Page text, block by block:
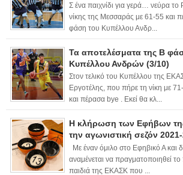
Σ ένα παιχνίδι για γερά… νεύρα
νίκης της Μεσσαράς με 61-55 και
φάση του Κυπέλλου Ανδρ...
Τα αποτελέσματα της Β
Κυπέλλου Ανδρών (3/10)
Στον τελικό του Κυπέλλου της
Εργοτέλης, που πήρε τη νίκη με
και πέρασα bye . Εκεί θα κλ...
Η κλήρωση των Εφήβων
την αγωνιστική σεζόν
Με έναν όμιλο στο Εφηβικό Α και
αναμένεται να πραγματοποιηθεί
παιδιά της ΕΚΑΣΚ που ...